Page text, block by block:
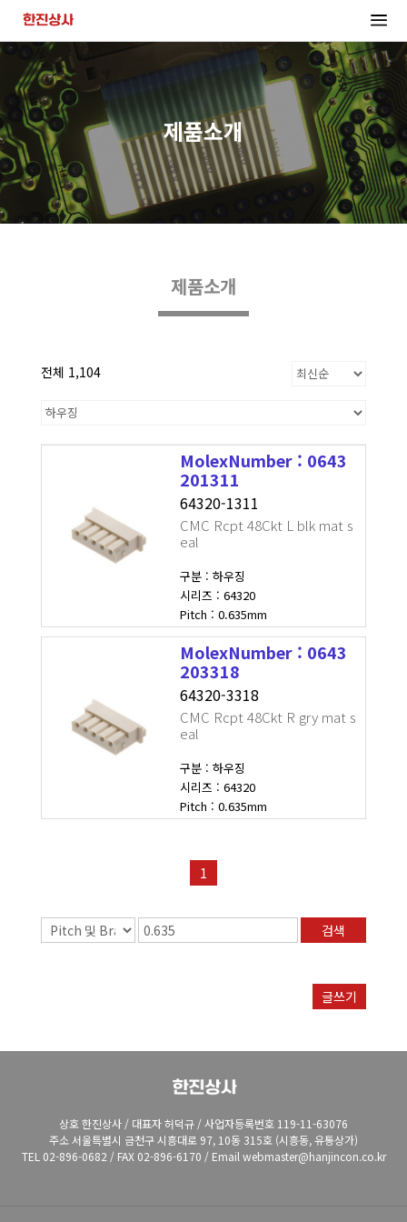
제품소개
제품소개
전체 1,104
MolexNumber : 0643
201311
64320-1311
CMC Rcpt 48Ckt L blk mat s
eal
구분 : 하우징
시리즈 : 64320
Pitch : 0.635mm
MolexNumber : 0643
203318
64320-3318
CMC Rcpt 48Ckt R gry mat s
eal
구분 : 하우징
시리즈 : 64320
Pitch : 0.635mm
1
검색
글쓰기
상호 한진상사 / 대표자 허덕규 / 사업자등록번호 119-11-63076
주소 서울특별시 금천구 시흥대로 97, 10동 315호 (시흥동, 유통상가)
TEL 02-896-0682 / FAX 02-896-6170 / Email webmaster@hanjincon.co.kr